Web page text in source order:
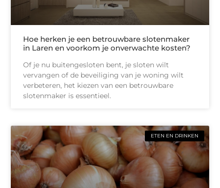
Hoe herken je een betrouwbare slotenmaker
in Laren en voorkom je onverwachte kosten?
Of je nu buitengesloten bent, je sloten wilt
vervangen of de beveiliging van je woning wilt
verbeteren, het kiezen van een betrouwbare
slotenmaker is essentieel.
ETEN EN DRINKEN